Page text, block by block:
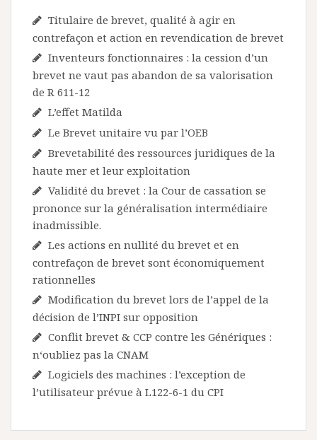
Titulaire de brevet, qualité à agir en
contrefaçon et action en revendication de brevet
Inventeurs fonctionnaires : la cession d’un
brevet ne vaut pas abandon de sa valorisation
de R 611-12
L’effet Matilda
Le Brevet unitaire vu par l’OEB
Brevetabilité des ressources juridiques de la
haute mer et leur exploitation
Validité du brevet : la Cour de cassation se
prononce sur la généralisation intermédiaire
inadmissible.
Les actions en nullité du brevet et en
contrefaçon de brevet sont économiquement
rationnelles
Modification du brevet lors de l’appel de la
décision de l’INPI sur opposition
Conflit brevet & CCP contre les Génériques :
n‘oubliez pas la CNAM
Logiciels des machines : l’exception de
l’utilisateur prévue à L122-6-1 du CPI